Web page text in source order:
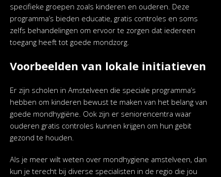
specifieke groepen zoals kinderen en ouderen. Deze
programma’s bieden educatie, gratis controles en soms
zelfs behandelingen om ervoor te zorgen dat iedereen
toegang heeft tot goede mondzorg.
Voorbeelden van lokale initiatieven
Er zijn scholen in Amstelveen die speciale programma’s
hebben om kinderen bewust te maken van het belang van
goede mondhygiëne. Ook zijn er seniorencentra waar
ouderen gratis controles kunnen krijgen om hun gebit
gezond te houden.
Als je meer wilt weten over mondhygiene amstelveen, dan
kun je terecht bij diverse specialisten in de regio die jou